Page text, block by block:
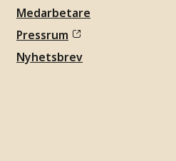
Medarbetare
Pressrum
Nyhetsbrev